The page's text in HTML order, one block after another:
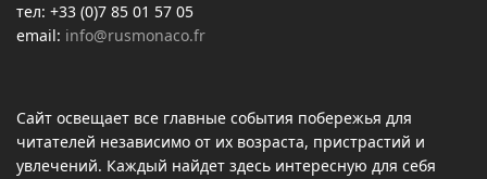
тел: +33 (0)7 85 01 57 05
email: info@rusmonaco.fr
Сайт освещает все главные события побережья для
читателей независимо от их возраста, пристрастий и
увлечений. Каждый найдет здесь интересную для себя